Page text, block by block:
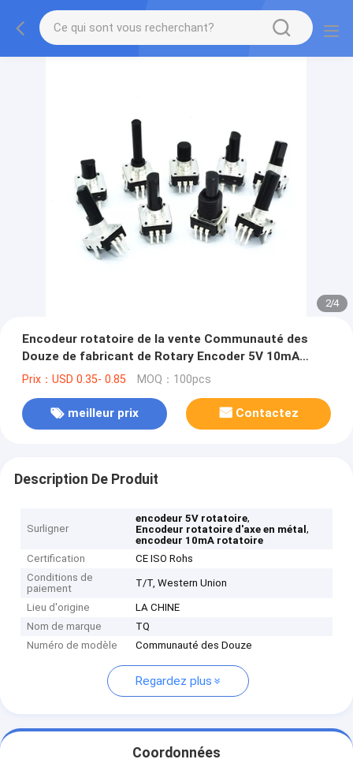
2/4
Encodeur rotatoire de la vente Communauté des
Douze de fabricant de Rotary Encoder 5V 10mA
d'axe chaud en métal
Prix：USD 0.35- 0.85 MOQ：100pcs
meilleur prix Contactez
Description De Produit
Surligner
encodeur 5V rotatoire,
Encodeur rotatoire d'axe en métal,
encodeur 10mA rotatoire
Certification
CE ISO Rohs
Conditions de
paiement
T/T, Western Union
Lieu d'origine
LA CHINE
Nom de marque
TQ
Numéro de modèle
Communauté des Douze
Regardez plus
Coordonnées